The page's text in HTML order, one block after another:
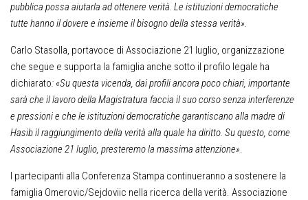
pubblica possa aiutarla ad ottenere verità. Le istituzioni democratiche
tutte hanno il dovere e insieme il bisogno della stessa verità».
Carlo Stasolla, portavoce di Associazione 21 luglio, organizzazione
che segue e supporta la famiglia anche sotto il profilo legale ha
dichiarato: «Su questa vicenda, dai profili ancora poco chiari, importante
sarà che il lavoro della Magistratura faccia il suo corso senza interferenze
e pressioni e che le istituzioni democratiche garantiscano alla madre di
Hasib il raggiungimento della verità alla quale ha diritto. Su questo, come
Associazione 21 luglio, presteremo la massima attenzione».
I partecipanti alla Conferenza Stampa continueranno a sostenere la
famiglia Omerovic/Sejdoviic nella ricerca della verità. Associazione